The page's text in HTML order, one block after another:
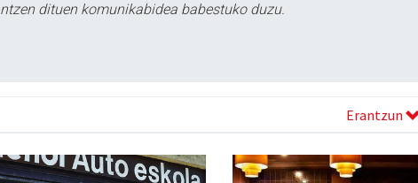
dituen komunikabidea babestuko duzu.
Erantzun